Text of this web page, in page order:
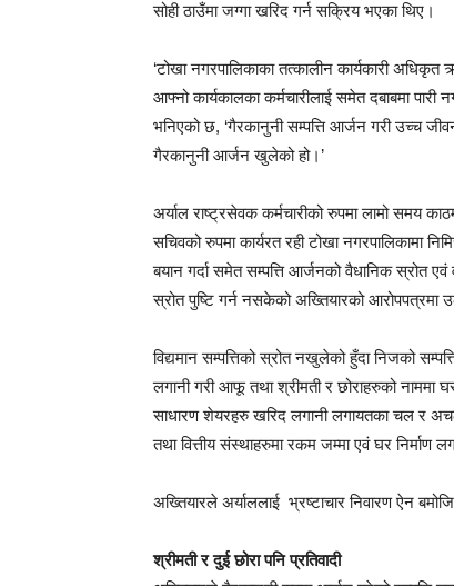
सोही ठाउँमा जग्गा खरिद गर्न सक्रिय भएका थिए।
‘टोखा नगरपालिकाका तत्कालीन कार्यकारी
आफ्नो कार्यकालका कर्मचारीलाई समेत दबाबमा
भनिएको छ, ‘गैरकानुनी सम्पत्ति आर्जन गरी उच्च
गैरकानुनी आर्जन खुलेको हो।’
अर्याल राष्ट्रसेवक कर्मचारीको रुपमा लामो समय
सचिवको रुपमा कार्यरत रही टोखा नगरपालिकामा
बयान गर्दा समेत सम्पत्ति आर्जनको वैधानिक स्रोत
स्रोत पुष्टि गर्न नसकेको अख्तियारको
विद्यमान सम्पत्तिको स्रोत नखुलेको हुँदा निजको
लगानी गरी आफू तथा श्रीमती र छोराहरुको नाममा
साधारण शेयरहरु खरिद लगानी लगायतका चल र अचल
तथा वित्तीय संस्थाहरुमा रकम जम्मा एवं घर
अख्तियारले अर्याललाई भ्रष्टाचार निवारण ऐन
श्रीमती र दुई छोरा पनि प्रतिवादी